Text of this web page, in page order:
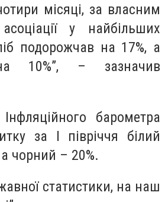
місяці, за власним
у найбільших
подорожчав на 17%, а
10%”, – зазначив
барометра
за І півріччя білий
чорний – 20%.
статистики, на наш